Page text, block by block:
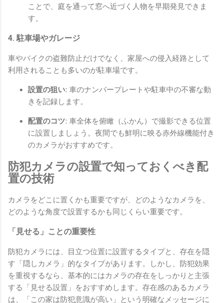
ことで、庭を通って窓へ近づく人物を早期発見できま
す。
4. 駐車場やガレージ
車やバイクの盗難防止だけでなく、家屋への侵入経路として
利用されることも多いのが駐車場です。
設置の狙い: 車のナンバープレートや駐車中の不審な動
きを記録します。
配置のコツ: 車全体を俯瞰（ふかん）で撮影できる位置
に設置しましょう。夜間でも鮮明に映る赤外線機能付き
のカメラがおすすめです。
防犯カメラの設置で知っておくべき配
置の技術
カメラをどこに置くかも重要ですが、どのようなカメラを、
どのような角度で設置するかも同じくらい重要です。
「見せる」ことの重要性
防犯カメラには、目立つ位置に設置するタイプと、存在を隠
す「隠しカメラ」的なタイプがあります。しかし、防犯効果
を重視するなら、基本的にはカメラの存在をしっかりと主張
する「見せる設置」をおすすめします。存在感のあるカメラ
は、「この家は防犯意識が高い」という明確なメッセージに